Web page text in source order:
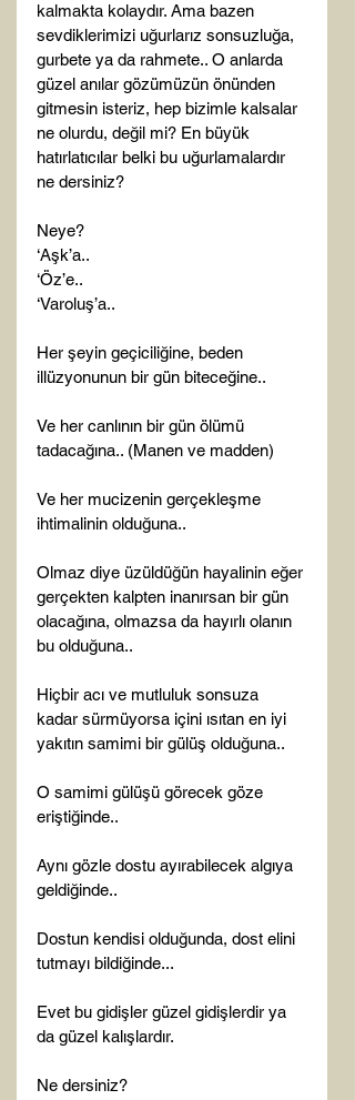
kalmakta kolaydır. Ama bazen
sevdiklerimizi uğurlarız sonsuzluğa,
gurbete ya da rahmete.. O anlarda
güzel anılar gözümüzün önünden
gitmesin isteriz, hep bizimle kalsalar
ne olurdu, değil mi? En büyük
hatırlatıcılar belki bu uğurlamalardır
Neye?
‘Aşk’a..
‘Öz’e..
‘Varoluş’a..
Her şeyin geçiciliğine, beden
illüzyonunun bir gün biteceğine..
Ve her canlının bir gün ölümü
tadacağına.. (Manen ve madden)
Ve her mucizenin gerçekleşme
ihtimalinin olduğuna..
Olmaz diye üzüldüğün hayalinin eğer
gerçekten kalpten inanırsan bir gün
olacağına, olmazsa da hayırlı olanın
bu olduğuna..
Hiçbir acı ve mutluluk sonsuza
kadar sürmüyorsa içini ısıtan en iyi
yakıtın samimi bir gülüş olduğuna..
O samimi gülüşü görecek göze
eriştiğinde..
Aynı gözle dostu ayırabilecek algıya
geldiğinde..
Dostun kendisi olduğunda, dost elini
tutmayı bildiğinde...
Evet bu gidişler güzel gidişlerdir ya
da güzel kalışlardır.